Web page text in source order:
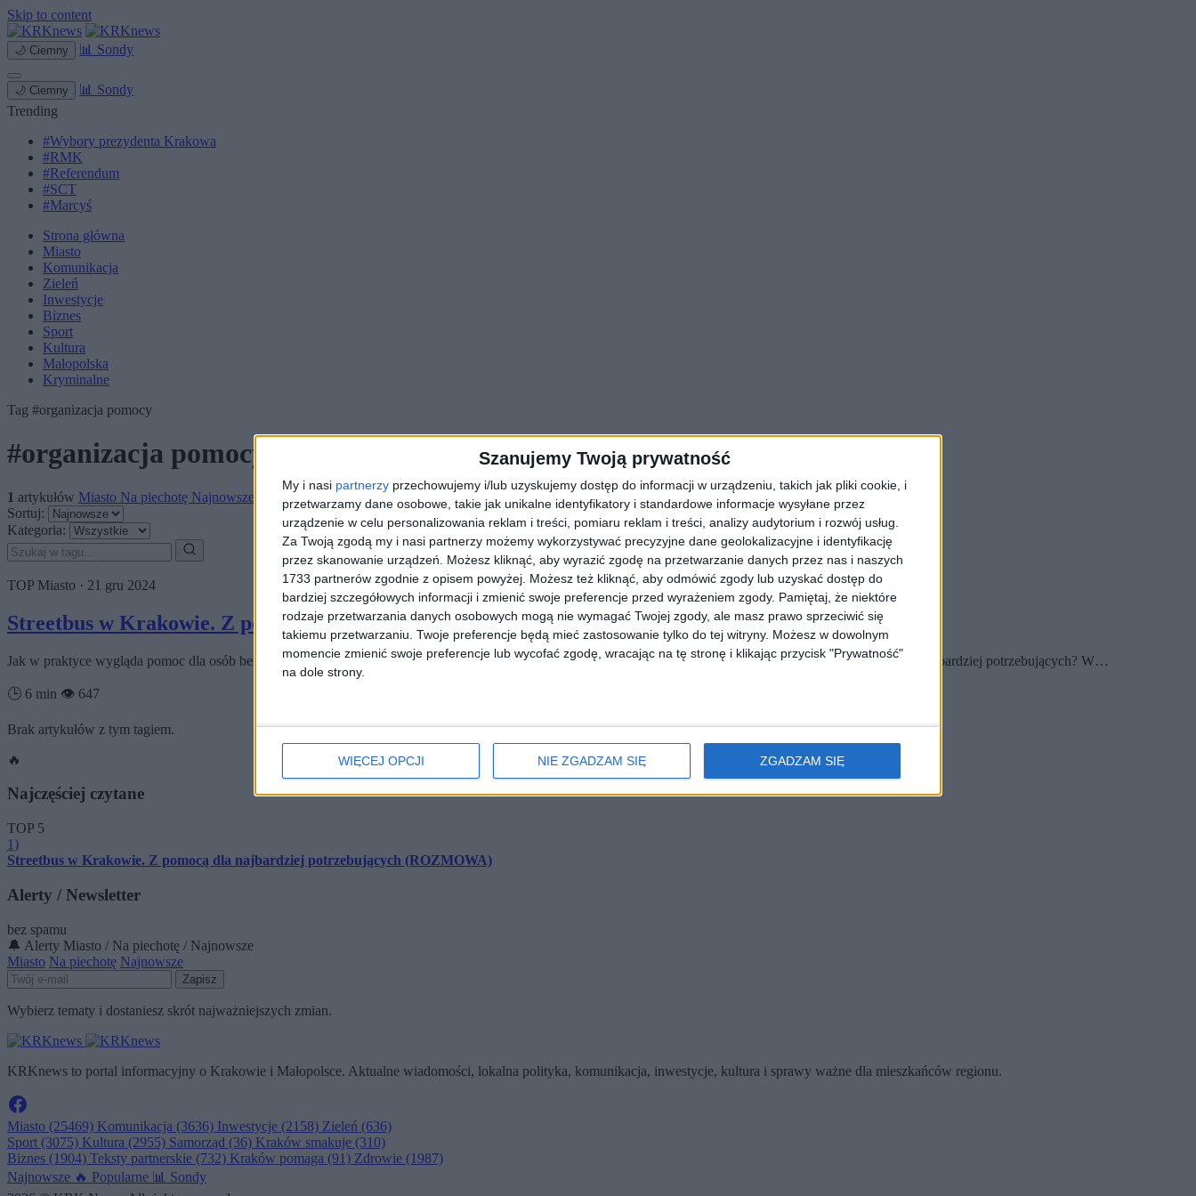
Szanujemy Twoją prywatność
My i nasi partnerzy przechowujemy i/lub uzyskujemy dostęp do informacji w urządzeniu, takich jak pliki cookie, i
przetwarzamy dane osobowe, takie jak unikalne identyfikatory i standardowe informacje wysyłane przez
urządzenie w celu personalizowania reklam i treści, pomiaru reklam i treści, analizy audytorium i rozwój usług.
Za Twoją zgodą my i nasi partnerzy możemy wykorzystywać precyzyjne dane geolokalizacyjne i identyfikację
przez skanowanie urządzeń. Możesz kliknąć, aby wyrazić zgodę na przetwarzanie danych przez nas i naszych
1733 partnerów zgodnie z opisem powyżej. Możesz też kliknąć, aby odmówić zgody lub uzyskać dostęp do
bardziej szczegółowych informacji i zmienić swoje preferencje przed wyrażeniem zgody. Pamiętaj, że niektóre
rodzaje przetwarzania danych osobowych mogą nie wymagać Twojej zgody, ale masz prawo sprzeciwić się
takiemu przetwarzaniu. Twoje preferencje będą mieć zastosowanie tylko do tej witryny. Możesz w dowolnym
momencie zmienić swoje preferencje lub wycofać zgodę, wracając na tę stronę i klikając przycisk "Prywatność"
na dole strony.
WIĘCEJ OPCJI NIE ZGADZAM SIĘ ZGADZAM SIĘ
Skip to content
🌙 Ciemny 📊 Sondy
🌙 Ciemny 📊 Sondy
Trending
#Wybory prezydenta Krakowa
#RMK
#Referendum
#SCT
#Marcyś
Strona główna
Miasto
Komunikacja
Zieleń
Inwestycje
Biznes
Sport
Kultura
Małopolska
Kryminalne
Tag #organizacja pomocy
#organizacja pomocy
1 artykułów Miasto Na piechotę Najnowsze
Zdrowie
Sortuj:
Kategoria:
TOP Miasto · 21 gru 2024
Streetbus w Krakowie. Z pomocą dla najbardziej potrzebujących (ROZMOWA)
Jak w praktyce wygląda pomoc dla osób bezdomnych w zimowych miesiącach? Jak działa Streetbus – mobilne wsparcie, które przemierza Kraków, docierając do najbardziej potrzebujących? W…
🕒 6 min 👁️ 647
Brak artykułów z tym tagiem.
🔥
Najczęściej czytane
TOP 5
1)
Streetbus w Krakowie. Z pomocą dla najbardziej potrzebujących (ROZMOWA)
Alerty / Newsletter
bez spamu
🔔 Alerty Miasto / Na piechotę / Najnowsze
Miasto Na piechotę Najnowsze
Zapisz
Wybierz tematy i dostaniesz skrót najważniejszych zmian.
KRKnews to portal informacyjny o Krakowie i Małopolsce. Aktualne wiadomości, lokalna polityka, komunikacja, inwestycje, kultura i sprawy ważne dla mieszkańców regionu.
Miasto (25469) Komunikacja (3636) Inwestycje (2158) Zieleń (636)
Sport (3075) Kultura (2955) Samorząd (36) Kraków smakuje (310)
Biznes (1904) Teksty partnerskie (732) Kraków pomaga (91) Zdrowie (1987)
Najnowsze 🔥 Popularne 📊 Sondy